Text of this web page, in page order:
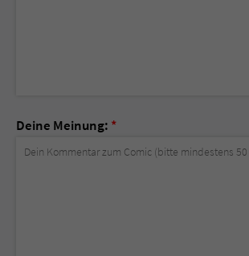
Deine Meinung: *